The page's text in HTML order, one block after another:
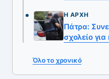
Η ΑΡΧΉ
Πάτρα:
σχολείο
Όλο το χρονικό